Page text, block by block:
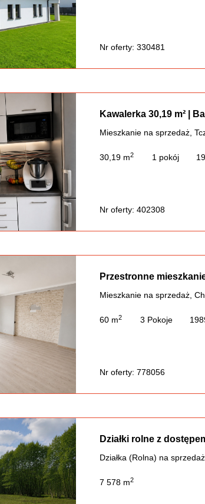
Nr oferty: 330481
Kawalerka 30,19 m² |
Mieszkanie na sprzedaż,
30,19 m2 1 pokój
Nr oferty: 402308
Przestronne
Mieszkanie na sprzedaż,
60 m2 3 Pokoje
Nr oferty: 778056
Działki rolne z
Działka (Rolna) na
7 578 m2